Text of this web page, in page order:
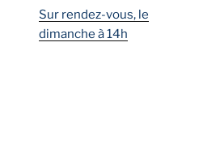
Sur rendez-vous, le
dimanche à 14h